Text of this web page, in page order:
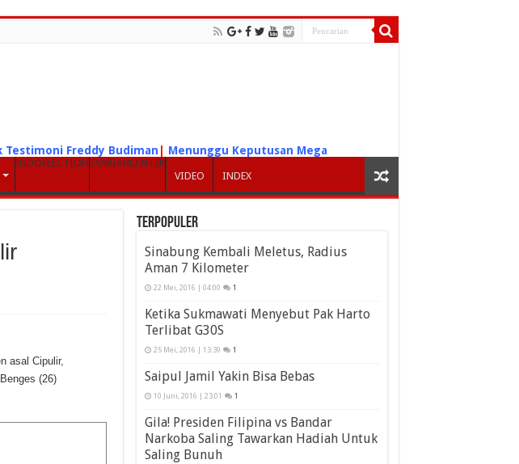
Testimoni Freddy Budiman Menunggu Keputusan Mega
INDOELECTION SYARIAHCENTER
VIDEO
INDEX
asal Cipulir,
(26)
Terpopuler
Sinabung Kembali Meletus, Radius
Aman 7 Kilometer
22 Mei, 2016 | 04:00 1
Ketika Sukmawati Menyebut Pak Harto
Terlibat G30S
25 Mei, 2016 | 13:39 1
Saipul Jamil Yakin Bisa Bebas
10 Juni, 2016 | 23:01 1
Gila! Presiden Filipina vs Bandar
Narkoba Saling Tawarkan Hadiah Untuk
Saling Bunuh